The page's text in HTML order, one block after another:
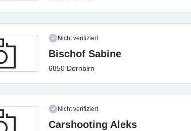
Nicht verifiziert
Bischof Sabine
6850 Dornbirn
Nicht verifiziert
Carshooting Aleks